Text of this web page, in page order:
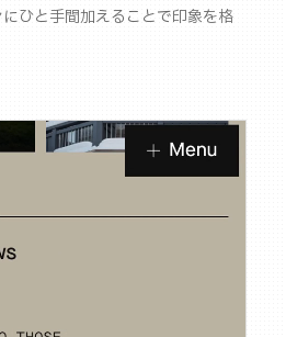
ひと手間加えることで印象を格